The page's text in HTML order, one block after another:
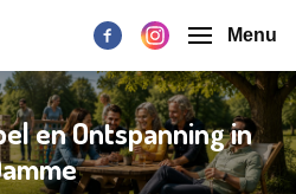
Menu
en Ontspanning in